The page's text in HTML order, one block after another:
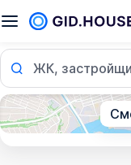
ЖК,